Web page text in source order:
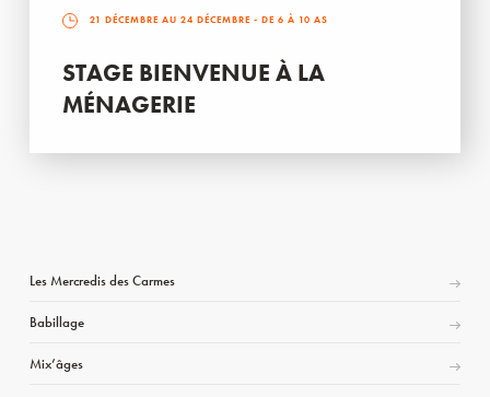
21 DÉCEMBRE AU 24 DÉCEMBRE - DE 6 À 10 AS
STAGE BIENVENUE À LA
MÉNAGERIE
Les Mercredis des Carmes
Babillage
Mix’âges